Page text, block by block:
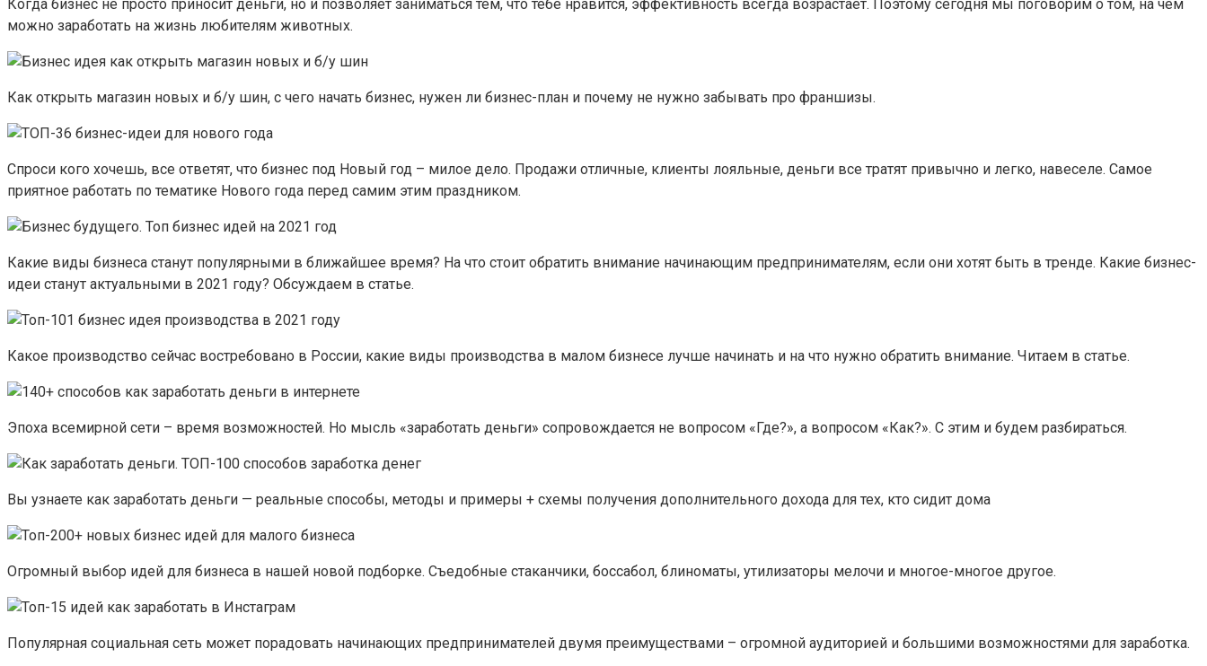
Когда бизнес не просто приносит деньги, но и позволяет заниматься тем, что тебе нравится, эффективность всегда возрастает. Поэтому сегодня мы поговорим о том, на чем
можно заработать на жизнь любителям животных.
Как открыть магазин новых и б/у шин, с чего начать бизнес, нужен ли бизнес-план и почему не нужно забывать про франшизы.
Спроси кого хочешь, все ответят, что бизнес под Новый год – милое дело. Продажи отличные, клиенты лояльные, деньги все тратят привычно и легко, навеселе. Самое
приятное работать по тематике Нового года перед самим этим праздником.
Какие виды бизнеса станут популярными в ближайшее время? На что стоит обратить внимание начинающим предпринимателям, если они хотят быть в тренде. Какие бизнес-
идеи станут актуальными в 2021 году? Обсуждаем в статье.
Какое производство сейчас востребовано в России, какие виды производства в малом бизнесе лучше начинать и на что нужно обратить внимание. Читаем в статье.
Эпоха всемирной сети – время возможностей. Но мысль «заработать деньги» сопровождается не вопросом «Где?», а вопросом «Как?». С этим и будем разбираться.
Вы узнаете как заработать деньги — реальные способы, методы и примеры + схемы получения дополнительного дохода для тех, кто сидит дома
Огромный выбор идей для бизнеса в нашей новой подборке. Съедобные стаканчики, боссабол, блиноматы, утилизаторы мелочи и многое-многое другое.
Популярная социальная сеть может порадовать начинающих предпринимателей двумя преимуществами – огромной аудиторией и большими возможностями для заработка.